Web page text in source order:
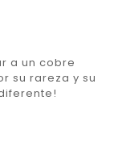
a un cobre
su rareza y su